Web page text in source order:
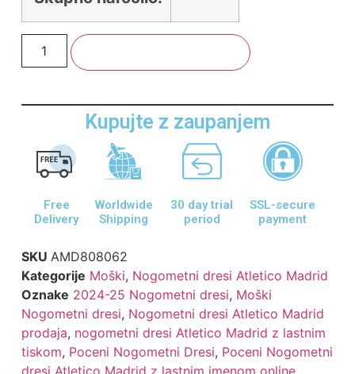
Kupujte z zaupanjem
Free
Delivery
Worldwide
Shipping
30 day trial
period
SSL-secure
payment
SKU AMD808062
Kategorije Moški, Nogometni dresi Atletico Madrid
Oznake 2024-25 Nogometni dresi, Moški
Nogometni dresi, Nogometni dresi Atletico Madrid
prodaja, nogometni dresi Atletico Madrid z lastnim
tiskom, Poceni Nogometni Dresi, Poceni Nogometni